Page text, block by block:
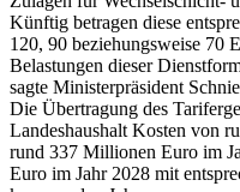
Künftig betragen diese
120, 90 beziehungsweise 70
Belastungen dieser
sagte Ministerpräsident
Die Übertragung des
Landeshaushalt Kosten von
rund 337 Millionen Euro im
Euro im Jahr 2028 mit